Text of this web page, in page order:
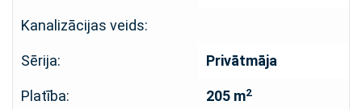
Kanalizācijas veids:
Sērija: Privātmāja
Platība: 205 m2